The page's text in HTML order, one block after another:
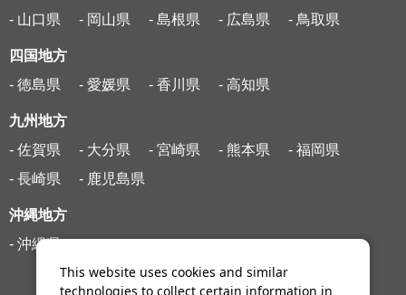
- 山口県
- 岡山県 - 島根県 - 広島県 - 鳥取県
四国地方
- 徳島県
- 愛媛県 - 香川県 - 高知県
九州地方
- 佐賀県
- 大分県 - 宮崎県 - 熊本県
- 福岡県
- 長崎県
- 鹿児島県
沖縄地方
- 沖縄県
This website uses cookies and similar
technologies to collect certain information in